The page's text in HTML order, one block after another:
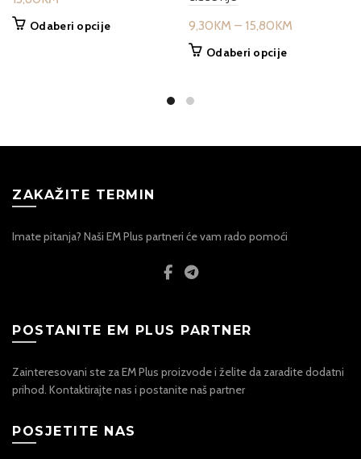
Odaberi opcijeThis
may
on
product
9,30KM – 15,80KM
Odaberi opcijeThis
on
ZAKAŽITE TERMIN
Imate pitanja? Naši EM Plus partneri će vam rado pomoći
POSTANITE EM PLUS PARTNER
Zainteresovani ste za EM Plus proizvode i želite da zaradite dodatni
prihod. Kontaktirajte nas i postanite naš partner
POSJETITE NAS